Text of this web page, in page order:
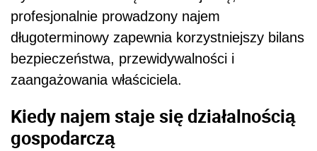
profesjonalnie prowadzony najem
długoterminowy zapewnia korzystniejszy bilans
bezpieczeństwa, przewidywalności i
zaangażowania właściciela.
Kiedy najem staje się działalnością
gospodarczą